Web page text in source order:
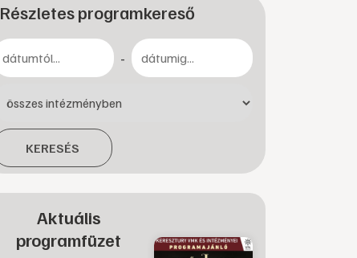
Részletes programkereső
-
KERESÉS
Aktuális
programfüzet